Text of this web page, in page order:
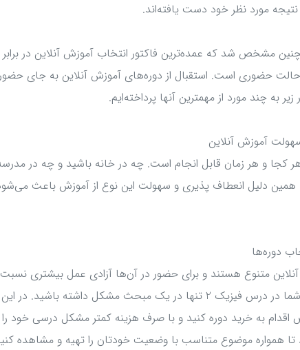
نتیجه مورد نظر خود دست یافته‌اند.
مشخص شد که عمده‌ترین فاکتور انتخاب آموزش آنلاین در
حضوری است. استقبال از دوره‌های آموزش آنلاین به جای
به چند مورد از مهمترین آنها پرداخته‌ایم.
آموزش آنلاین
کجا و هر زمان قابل انجام است. چه در خانه باشید و چه در مدرسه
همین دلیل انعطاف پذیری و سهولت این نوع از آموزش باعث
دوره‌ها
متنوع هستند و برای حضور در آن‌ها آزادی عمل بیشتری
مثال ممکن است شما در درس فیزیک 2 تنها در یک مبحث مشکل
به خرید دوره کنید و با صرف هزینه کمتر مشکل درسی خود را
همواره موضوع متناسب با وضعیت خودتان را تهیه و مشاهده